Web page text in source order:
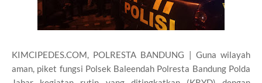
KIMCIPEDES.COM, POLRESTA BANDUNG | Guna wilayah
aman, piket fungsi Polsek Baleendah Polresta Bandung Polda